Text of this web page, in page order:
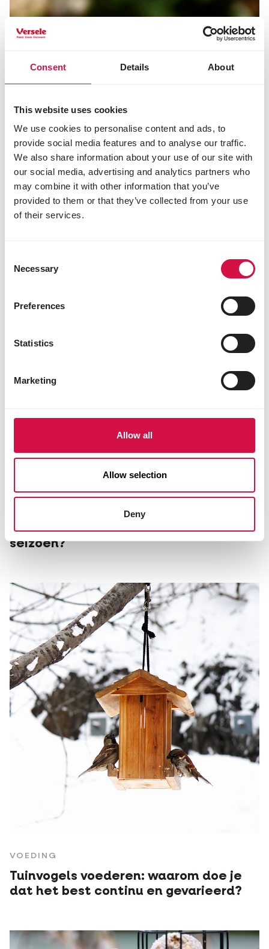
Consent Details About
This website uses cookies
We use cookies to personalise content and ads, to
provide social media features and to analyse our traffic.
We also share information about your use of our site with
our social media, advertising and analytics partners who
may combine it with other information that you’ve
provided to them or that they’ve collected from your use
of their services.
Selection
Necessary
Preferences
Statistics
Marketing
Allow all
Allow selection
Deny
SOORTEN
Meer weten over die mooie mees in je
tuin?
Welk vogelvoer geef ik in welk
seizoen?
VOEDING
Tuinvogels voederen: waarom doe je
dat het best continu en gevarieerd?